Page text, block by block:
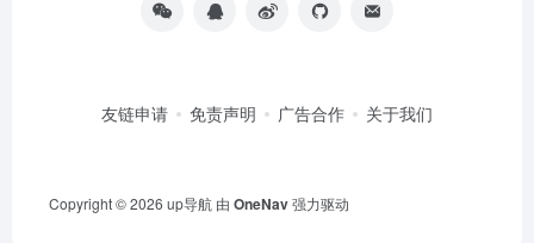
友链申请 免责声明 广告合作 关于我们
Copyright © 2026 up导航 由 OneNav强力驱动